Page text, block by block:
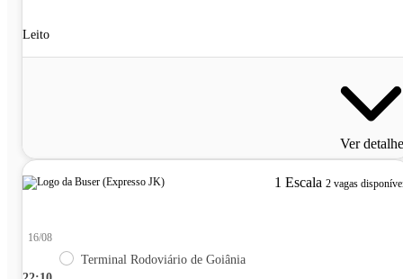
Leito
Ver
1 Escala 2 vagas
16/08
Terminal Rodoviário de Goiânia